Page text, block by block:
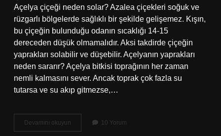
Açelya çiçeği neden solar? Azalea çiçekleri soğuk ve
rüzgarlı bölgelerde sağlıklı bir şekilde gelişemez. Kışın,
bu çiçeğin bulunduğu odanın sıcaklığı 14-15
dereceden düşük olmamalıdır. Aksi takdirde çiçeğin
yaprakları solabilir ve düşebilir. Açelyanın yaprakları
neden sararır? Açelya bitkisi toprağının her zaman
nemli kalmasını sever. Ancak toprak çok fazla su
tutarsa ​​ve su akıp gitmezse,…
Devamını okuyun
Çiçeği
10 Yorum